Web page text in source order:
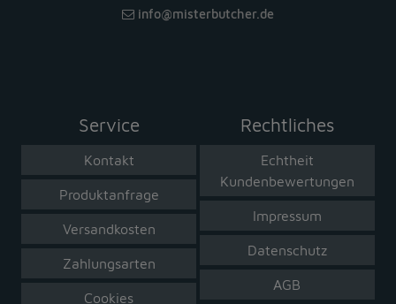
info@misterbutcher.de
Service
Kontakt
Produktanfrage
Versandkosten
Zahlungsarten
Cookies
Rechtliches
Echtheit
Kundenbewertungen
Impressum
Datenschutz
AGB